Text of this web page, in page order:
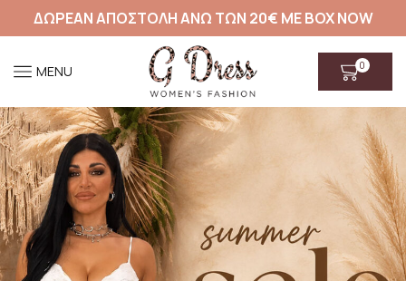
ΔΩΡΕΑΝ ΑΠΟΣΤΟΛΗ ΑΝΩ ΤΩΝ 20€ ΜΕ BOX NOW
MENU 0